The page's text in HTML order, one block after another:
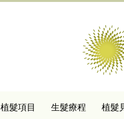
植髮項目 生髮療程 植髮